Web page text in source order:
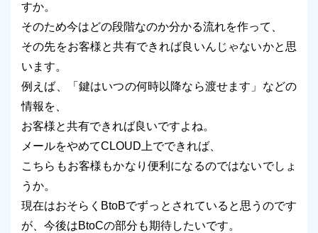
すか。
そのため今はどの段階なのか分かる流れを作って、
その先をお客様と共有できれば良いんじゃないかと思
います。
例えば、「鍵はいつの何時以降なら渡せます」などの
情報を、
お客様と共有できれば良いですよね。
メールをやめてCLOUD上でできれば、
こちらもお客様もかなり便利になるのではないでしょ
うか。
現在はおそらくBtoBでずっとされていると思うのです
が、今後はBtoCの部分も期待したいです。